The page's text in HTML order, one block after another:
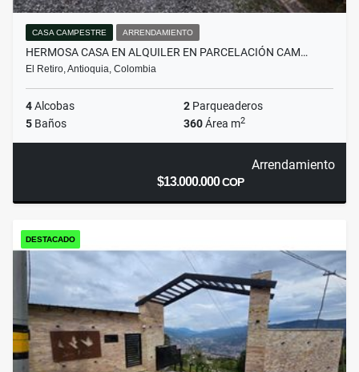
CASA CAMPESTRE ARRENDAMIENTO
HERMOSA CASA EN ALQUILER EN PARCELACIÓN CAM…
El Retiro, Antioquia, Colombia
4Alcobas 2 Parqueaderos
5 Baños 360Área m2
Arrendamiento
$13.000.000COP
DESTACADO